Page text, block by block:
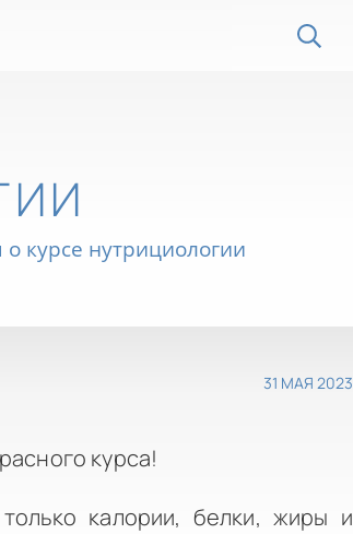
курсе нутрициологии
31 МАЯ 2023
курса!
калории, белки, жиры и